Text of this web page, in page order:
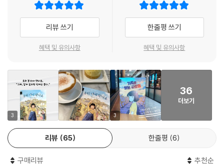
리뷰 쓰기
혜택 및 유의사항
한줄평 쓰기
혜택 및 유의사항
3 3
36
더보기
리뷰 65 한줄평 6
구매리뷰 추천순